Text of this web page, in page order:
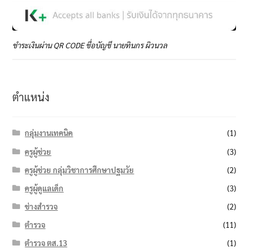
ชำระเงินผ่าน QR CODE ชื่อบัญชี นายทินกร ผิวนวล
ตำแหน่ง
กลุ่มงานเทคนิค
(1)
ครูผู้ช่วย
(3)
ครูผู้ช่วย กลุ่มวิชาการศึกษาปฐมวัย
(2)
ครูผู้ดูแลเด็ก
(3)
ช่างสำรวจ
(2)
ตำรวจ
(11)
ตำรวจ ตส.13
(1)